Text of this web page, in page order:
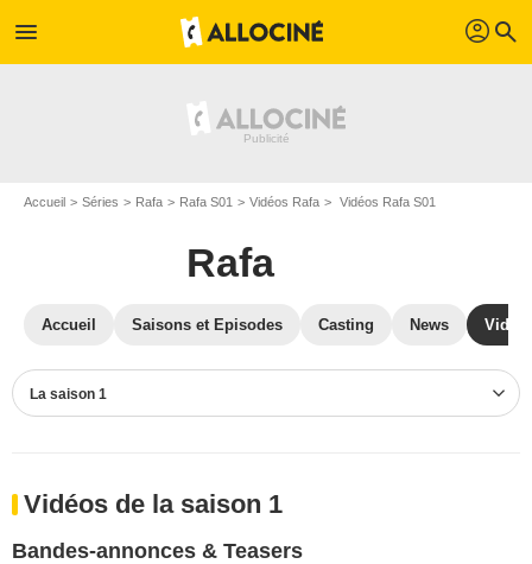
menu profil search
Accueil Séries Rafa Rafa S01 Vidéos Rafa Vidéos Rafa S01
Rafa
Accueil Saisons et Episodes Casting News
La saison 1
Vidéos de la saison 1
Bandes-annonces & Teasers